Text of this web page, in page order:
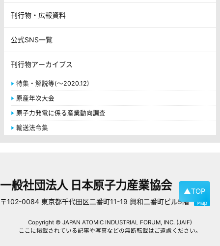
刊行物・広報資料
公式SNS一覧
刊行物アーカイブス
特集・解説等(～2020.12)
原産年次大会
原子力発電に係る産業動向調査
輸送法令集
▲TOP
一般社団法人 日本原子力産業協会
〒102-0084 東京都千代田区二番町11-19 興和二番町ビル5階
Copyright © JAPAN ATOMIC INDUSTRIAL FORUM, INC. (JAIF)
ここに掲載されている記事や写真などの無断転載はご遠慮ください。